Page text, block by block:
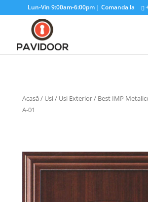
Lun-Vin 9:00am-6:00pm | Comanda la
Acasă/ Usi/ Usi Exterior/ Best IMP
A-01